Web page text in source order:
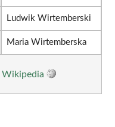
Ludwik Wirtemberski
Maria Wirtemberska
Wikipedia